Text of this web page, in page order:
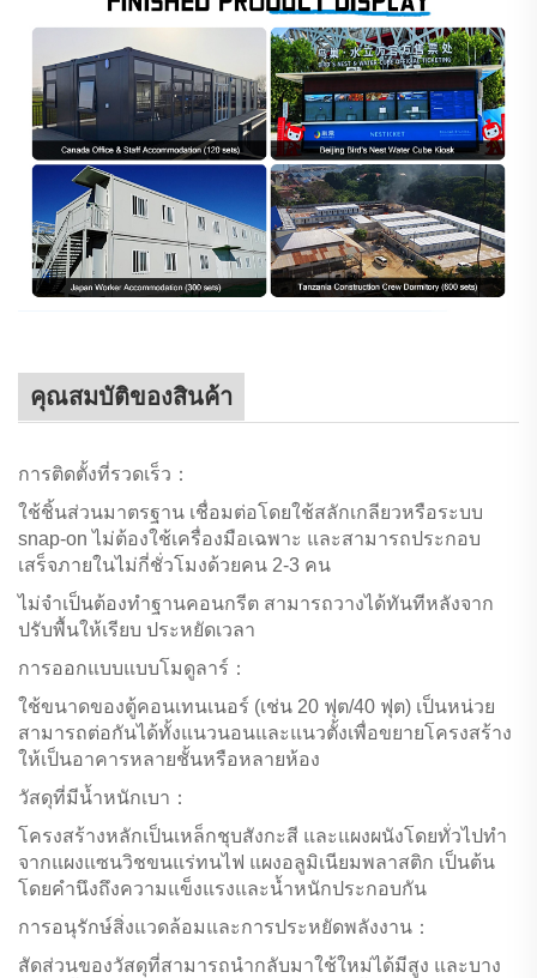
คุณสมบัติของสินค้า
การติดตั้งที่รวดเร็ว：
ใช้ชิ้นส่วนมาตรฐาน เชื่อมต่อโดยใช้สลักเกลียวหรือระบบ
snap-on ไม่ต้องใช้เครื่องมือเฉพาะ และสามารถประกอบ
เสร็จภายในไม่กี่ชั่วโมงด้วยคน 2-3 คน
ไม่จำเป็นต้องทำฐานคอนกรีต สามารถวางได้ทันทีหลังจาก
ปรับพื้นให้เรียบ ประหยัดเวลา
การออกแบบแบบโมดูลาร์：
ใช้ขนาดของตู้คอนเทนเนอร์ (เช่น 20 ฟุต/40 ฟุต) เป็นหน่วย
สามารถต่อกันได้ทั้งแนวนอนและแนวตั้งเพื่อขยายโครงสร้าง
ให้เป็นอาคารหลายชั้นหรือหลายห้อง
วัสดุที่มีน้ำหนักเบา：
โครงสร้างหลักเป็นเหล็กชุบสังกะสี และแผงผนังโดยทั่วไปทำ
จากแผงแซนวิชขนแร่ทนไฟ แผงอลูมิเนียมพลาสติก เป็นต้น
โดยคำนึงถึงความแข็งแรงและน้ำหนักประกอบกัน
การอนุรักษ์สิ่งแวดล้อมและการประหยัดพลังงาน：
สัดส่วนของวัสดุที่สามารถนำกลับมาใช้ใหม่ได้มีสูง และบาง